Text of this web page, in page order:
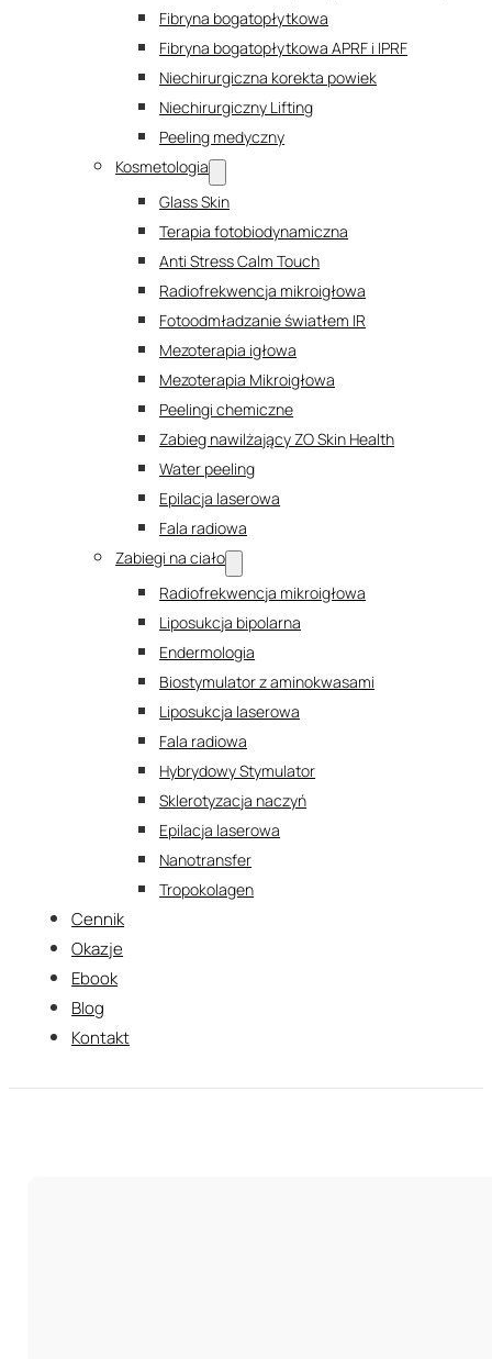
Fibryna bogatopłytkowa
Fibryna bogatopłytkowa APRF i IPRF
Niechirurgiczna korekta powiek
Niechirurgiczny Lifting
Peeling medyczny
Kosmetologia
Glass Skin
Terapia fotobiodynamiczna
Anti Stress Calm Touch
Radiofrekwencja mikroigłowa
Fotoodmładzanie światłem IR
Mezoterapia igłowa
Mezoterapia Mikroigłowa
Peelingi chemiczne
Zabieg nawilżający ZO Skin Health
Water peeling
Epilacja laserowa
Fala radiowa
Zabiegi na ciało
Radiofrekwencja mikroigłowa
Liposukcja bipolarna
Endermologia
Biostymulator z aminokwasami
Liposukcja laserowa
Fala radiowa
Hybrydowy Stymulator
Sklerotyzacja naczyń
Epilacja laserowa
Nanotransfer
Tropokolagen
Cennik
Okazje
Ebook
Blog
Kontakt